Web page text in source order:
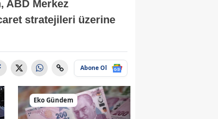
ABD Merkez
stratejileri üzerine
Abone Ol
Eko Gündem